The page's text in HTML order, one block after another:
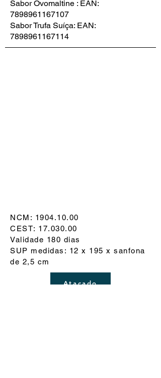
Sabor Ovomaltine : EAN:
7898961167107
Sabor Trufa Suíça: EAN:
7898961167114
NCM: 1904.10.00
CEST: 17.030.00
Validade 180 dias
SUP medidas: 12 x 195 x sanfona
de 2,5 cm
Atacado